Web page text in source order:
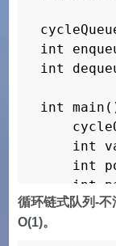
void
if
    }
s-
s-
int
s-
int
int
int
int
int
int
puts(
循环链式队列-
O(1)。